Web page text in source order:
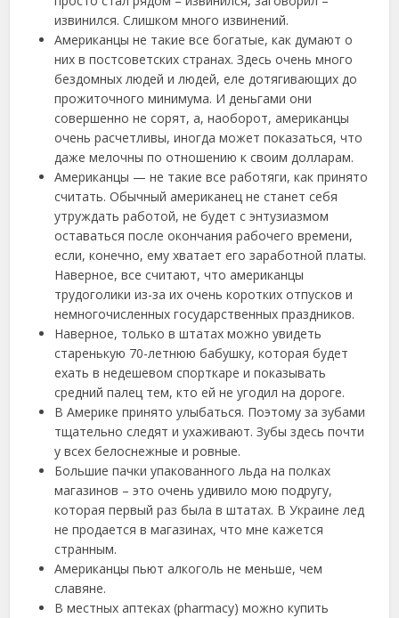
извинился. Слишком много извинений.
Американцы не такие все богатые, как думают о
них в постсоветских странах. Здесь очень много
бездомных людей и людей, еле дотягивающих до
прожиточного минимума. И деньгами они
совершенно не сорят, а, наоборот, американцы
очень расчетливы, иногда может показаться, что
даже мелочны по отношению к своим долларам.
Американцы — не такие все работяги, как принято
считать. Обычный американец не станет себя
утруждать работой, не будет с энтузиазмом
оставаться после окончания рабочего времени,
если, конечно, ему хватает его заработной платы.
Наверное, все считают, что американцы
трудоголики из-за их очень коротких отпусков и
немногочисленных государственных праздников.
Наверное, только в штатах можно увидеть
старенькую 70-летнюю бабушку, которая будет
ехать в недешевом спорткаре и показывать
средний палец тем, кто ей не угодил на дороге.
В Америке принято улыбаться. Поэтому за зубами
тщательно следят и ухаживают. Зубы здесь почти
у всех белоснежные и ровные.
Большие пачки упакованного льда на полках
магазинов – это очень удивило мою подругу,
которая первый раз была в штатах. В Украине лед
не продается в магазинах, что мне кажется
странным.
Американцы пьют алкоголь не меньше, чем
славяне.
В местных аптеках (pharmacy) можно купить